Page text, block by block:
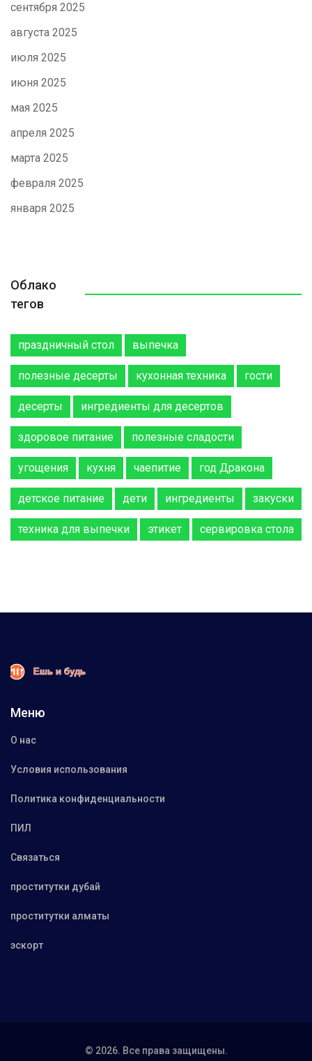
сентября 2025
августа 2025
июля 2025
июня 2025
мая 2025
апреля 2025
марта 2025
февраля 2025
января 2025
Облако
тегов
праздничный стол выпечка
полезные десерты кухонная техника гости
десерты ингредиенты для десертов
здоровое питание полезные сладости
угощения кухня чаепитие год Дракона
детское питание дети ингредиенты закуски
техника для выпечки этикет сервировка стола
Меню
О нас
Условия использования
Политика конфиденциальности
ПИЛ
Связаться
проститутки дубай
проститутки алматы
эскорт
© 2026. Все права защищены.